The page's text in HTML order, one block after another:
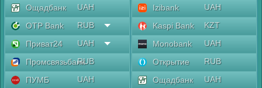
Ощадбанк
UAH
OTP Bank
RUB
Приват24
UAH
ПромсвязьбанкRUB
ПУМБ
UAH
Izibank
UAH
Kaspi Bank
KZT
Monobank
UAH
Открытие
RUB
Ощадбанк
UAH